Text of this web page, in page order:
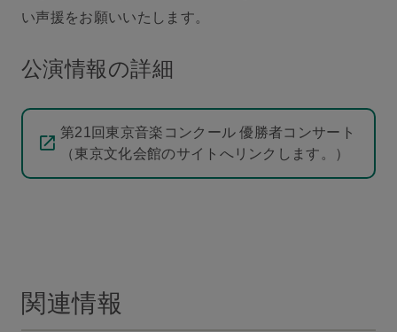
い声援をお願いいたします。
公演情報の詳細
第21回東京音楽コンクール 優勝者コンサート
（東京文化会館のサイトへリンクします。）
関連情報